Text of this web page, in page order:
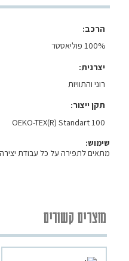
הרכב
100% פוליאסטר
יצרנית
רוני והתוויות
תקן ייצור
OEKO-TEX(R) Standart 100
שימוש:
מתאים לתפירה על כל עבודת
מוצרים קשורים